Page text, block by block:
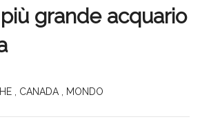
grande acquario
CANADA MONDO